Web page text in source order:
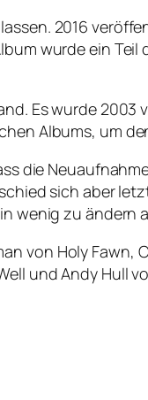
2016
wurde ein
Es wurde
Albums, um
die
sich aber
wenig zu ändern
von Holy Fawn,
und Andy Hull